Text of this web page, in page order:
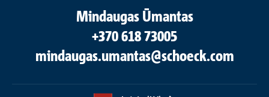
Mindaugas Ūmantas
+370 618 73005
mindaugas.umantas@schoeck.com